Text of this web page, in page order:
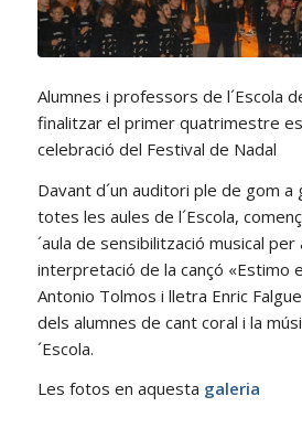
Alumnes i professors de l´Escola
finalitzar el primer quatrimestre
celebració del Festival de Nadal
Davant d´un auditori ple de gom a
totes les aules de l´Escola,
´aula de sensibilització musical per
interpretació de la cançó «Estimo
Antonio Tolmos i lletra Enric
dels alumnes de cant coral i la
´Escola.
Les fotos en aquesta galeria